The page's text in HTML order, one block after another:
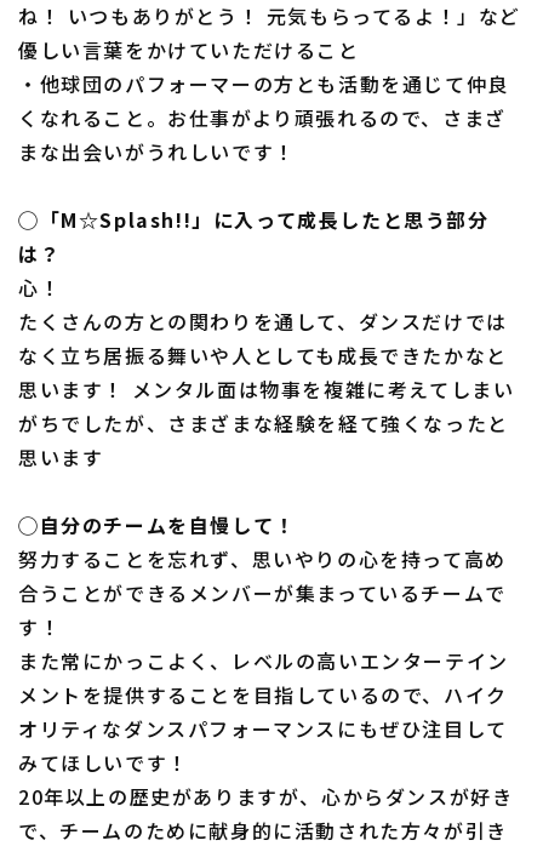
ね！ いつもありがとう！ 元気もらってるよ！」など
優しい言葉をかけていただけること
・他球団のパフォーマーの方とも活動を通じて仲良
くなれること。お仕事がより頑張れるので、さまざ
まな出会いがうれしいです！
◯「M☆Splash!!」に入って成長したと思う部分
は？
心！
たくさんの方との関わりを通して、ダンスだけでは
なく立ち居振る舞いや人としても成長できたかなと
思います！ メンタル面は物事を複雑に考えてしまい
がちでしたが、さまざまな経験を経て強くなったと
思います
◯自分のチームを自慢して！
努力することを忘れず、思いやりの心を持って高め
合うことができるメンバーが集まっているチームで
す！
また常にかっこよく、レベルの高いエンターテイン
メントを提供することを目指しているので、ハイク
オリティなダンスパフォーマンスにもぜひ注目して
みてほしいです！
20年以上の歴史がありますが、心からダンスが好き
で、チームのために献身的に活動された方々が引き